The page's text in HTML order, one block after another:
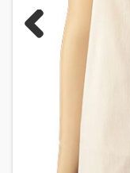
Previous